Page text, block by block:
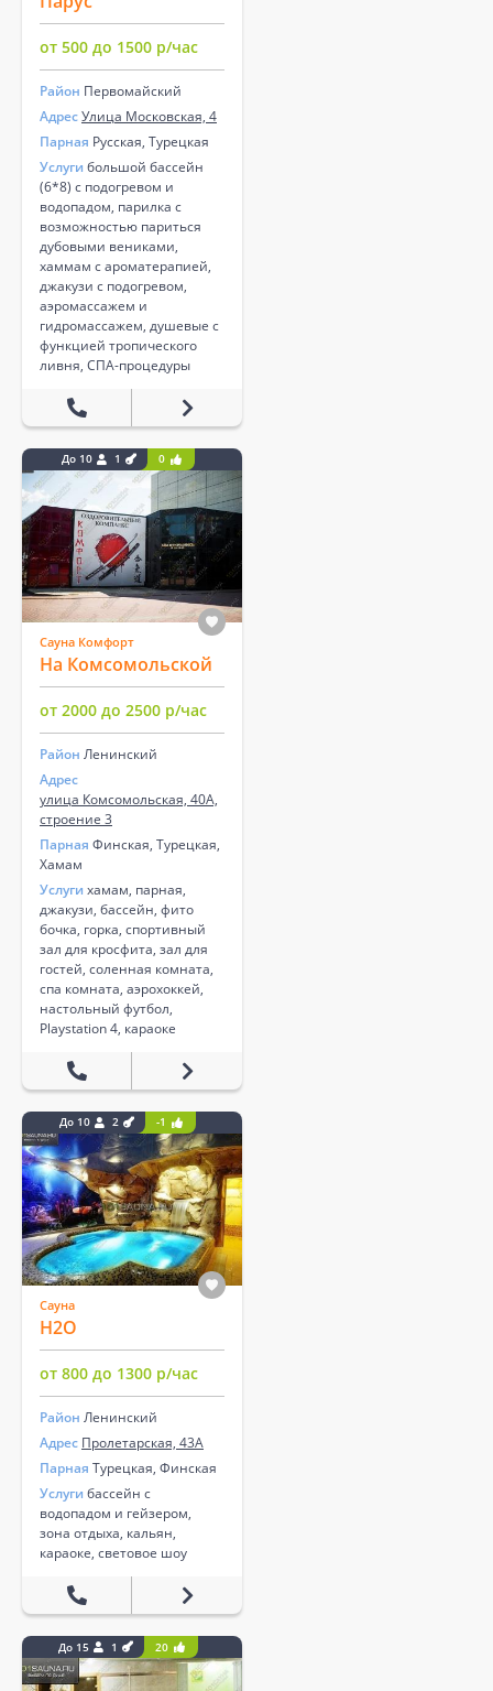
от 500 до 1500 р/час
Район Первомайский
АдресУлица Московская, 4
Парная Русская, Турецкая
Услуги большой бассейн
(6*8) с подогревом и
водопадом, парилка с
возможностью париться
дубовыми вениками,
хаммам с ароматерапией,
джакузи с подогревом,
аэромассажем и
гидромассажем, душевые с
функцией тропического
ливня, СПА-процедуры
До 10 1 0
Сауна Комфорт
На Комсомольской
от 2000 до 2500 р/час
Район Ленинский
Адрес
улица Комсомольская, 40А,
строение 3
Парная Финская, Турецкая,
Хамам
Услуги хамам, парная,
джакузи, бассейн, фито
бочка, горка, спортивный
зал для кросфита, зал для
гостей, соленная комната,
спа комната, аэрохоккей,
настольный футбол,
Playstation 4, караоке
До 10 2 -1
Сауна
H2O
от 800 до 1300 р/час
Район Ленинский
Адрес Пролетарская, 43А
Парная Турецкая, Финская
Услуги бассейн с
водопадом и гейзером,
зона отдыха, кальян,
караоке, световое шоу
До 15 1 20